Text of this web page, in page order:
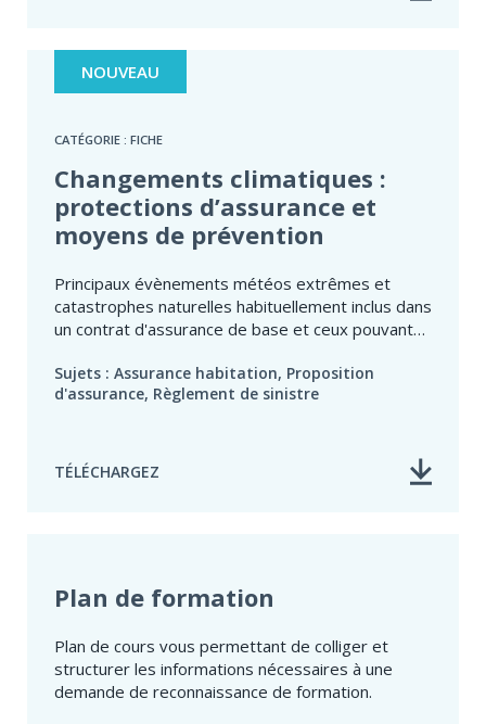
NOUVEAU
CATÉGORIE : FICHE
Changements climatiques :
protections d’assurance et
moyens de prévention
Principaux évènements météos extrêmes et
catastrophes naturelles habituellement inclus dans
un contrat d'assurance de base et ceux pouvant
Sujets : Assurance habitation, Proposition
d'assurance, Règlement de sinistre
TÉLÉCHARGEZ
Plan de formation
Plan de cours vous permettant de colliger et
structurer les informations nécessaires à une
demande de reconnaissance de formation.